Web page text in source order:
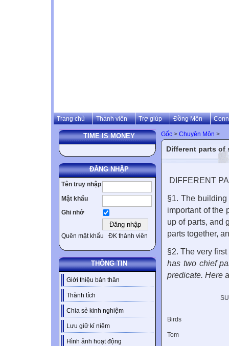
Trang chủ Thành viên Trợ giúp Đồng Môn
TIME IS MONEY
ĐĂNG NHẬP
Tên truy nhập
Mật khẩu
Ghi nhớ
Quên mật khẩu ĐK thành viên
THÔNG TIN
Giới thiệu bản thân
Thành tích
Chia sẻ kinh nghiệm
Lưu giữ kỉ niệm
Hình ảnh hoạt động
Gốc > Chuyên Môn >
Different parts of
DIFFERENT
§1. The
important of the
up of parts, and
parts together,
§2. The very
has two chief
predicate. Here
Birds
Tom